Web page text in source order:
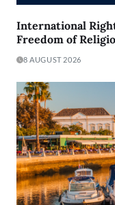
International
Freedom of
8 AUGUST 2026